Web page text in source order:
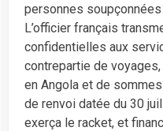
personnes
L’officier français
confidentielles aux
contrepartie de
en Angola et de sommes
de renvoi datée du 30
exerça le racket, et